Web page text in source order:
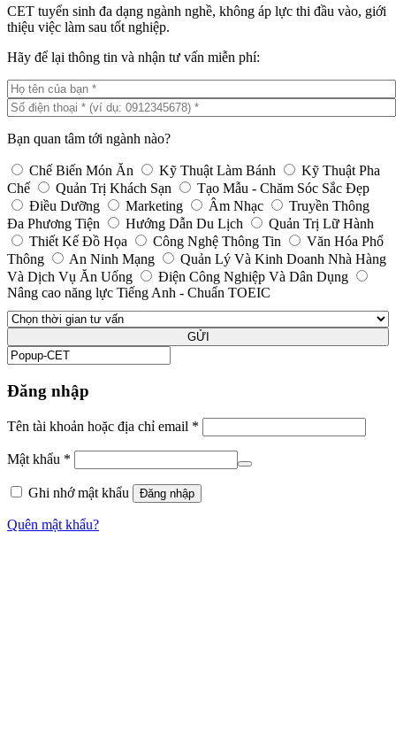
CET tuyển sinh đa dạng ngành nghề, không áp lực thi đầu vào, giới
thiệu việc làm sau tốt nghiệp.
Hãy để lại thông tin và nhận tư vấn miễn phí:
Bạn quan tâm tới ngành nào?
Chế Biến Món Ăn Kỹ Thuật Làm Bánh
Kỹ Thuật Pha
Chế
Quản Trị Khách Sạn
Tạo Mẫu - Chăm Sóc Sắc Đẹp
Điều Dưỡng
Marketing Âm Nhạc
Truyền Thông
Đa Phương Tiện
Hướng Dẫn Du Lịch
Quản Trị Lữ Hành
Thiết Kế Đồ Họa
Công Nghệ Thông Tin
Văn Hóa Phổ
Thông
An Ninh Mạng
Quản Lý Và Kinh Doanh Nhà Hàng
Và Dịch Vụ Ăn Uống
Điện Công Nghiệp Và Dân Dụng
Nâng cao năng lực Tiếng Anh - Chuẩn TOEIC
GỬI
Đăng nhập
Tên tài khoản hoặc địa chỉ email *
Mật khẩu *
Ghi nhớ mật khẩu Đăng nhập
Quên mật khẩu?